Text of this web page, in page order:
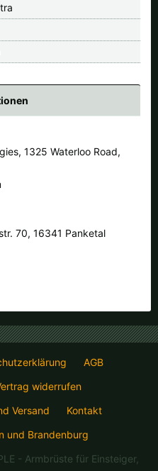
1325 Waterloo Road,
70, 16341 Panketal
AGB
widerrufen
Versand
Kontakt
und Brandenburg
- Armbrüste für Einsteiger,